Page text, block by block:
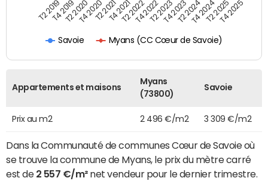
Savoie Myans (CC Cœur de Savoie)
T2 2019T4 2019T2 2020T4 2020T2 2021T4 2021T2 2022T4 2022T2 2023T4 2023T2 2024T4 2024T2 2025T4 2025
Appartements et maisons
Myans
(73800)
Savoie
Prix au m2 2 496 €/m2 3 309 €/m2
Dans la Communauté de communes Cœur de Savoie où
se trouve la commune de Myans, le prix du mètre carré
est de 2 557 €/m²net vendeur pour le dernier trimestre.